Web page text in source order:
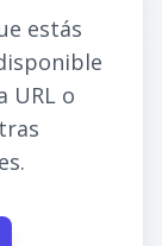
estás
URL o